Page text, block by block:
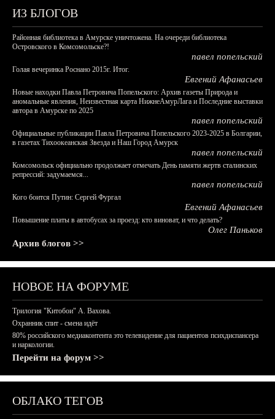
ИЗ БЛОГОВ
Районная библиотека в Амурске уничтожена. На очереди библиотека
Островского в Комсомольске?!
павел попельский
Голая вечеринка Роснано 2015г. Итог.
Евгений Афанасьев
Новые находки Павла Петровича Попельского: Архив газеты Природа и
аномальные явления, Неизвестная карта НижнеАмурЛага и Последние выставки
автора в Амурске по 2025
павел попельский
Официальные публикации Павла Петровича Попельского 2023-2025 в Болгарии,
в газетах Тихоокеанская Звезда и Наш Город Амурск
павел попельский
Комсомольск официально продолжает отмечать День памяти жертв сталинских
репрессий: задумаемся...
павел попельский
Кого боится Путин: Сергей Фургал
Евгений Афанасьев
Повышение платы в автобусах за проезд: кто виноват, и что делать?
Олег Паньков
Архив блогов >>
НОВОЕ НА ФОРУМЕ
Трилогия "Китобои" А. Вахова.
Охранник спит - смена идёт
80% российского медиаконтента это телевидение для пациентов психдиспансера
и наркологии.
Перейти на форум >>
ОБЛАКО ТЕГОВ